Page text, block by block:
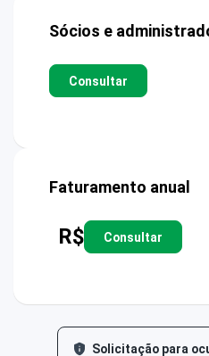
Sócios e
Consultar
Faturamento anual
R$ Consultar
Solicitação para